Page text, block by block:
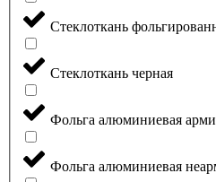
Стеклоткань
Стеклоткань черная
Фольга алюминиевая
Фольга алюминиевая